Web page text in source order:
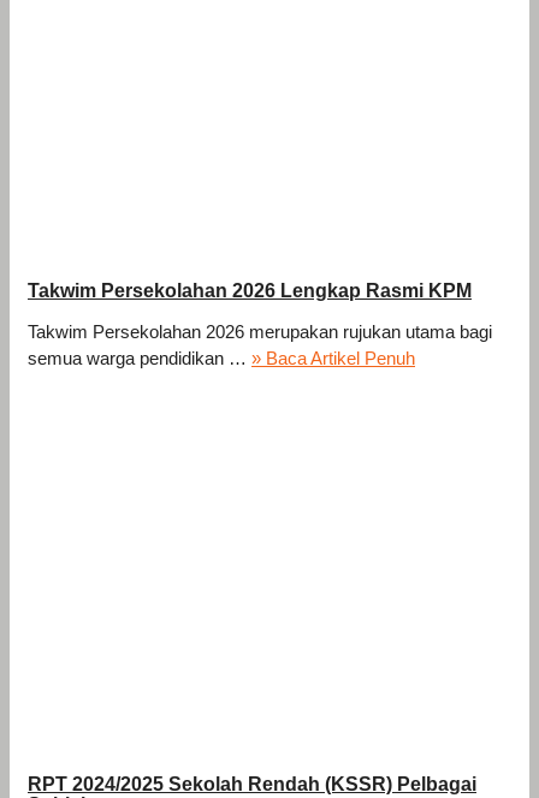
Takwim Persekolahan 2026 Lengkap Rasmi KPM
Takwim Persekolahan 2026 merupakan rujukan utama bagi
semua warga pendidikan … » Baca Artikel Penuh
RPT 2024/2025 Sekolah Rendah (KSSR) Pelbagai